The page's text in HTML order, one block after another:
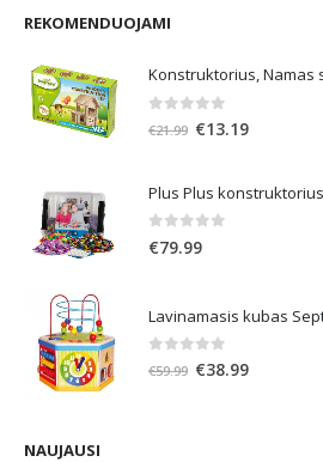
REKOMENDUOJAMI
Konstruktorius, Namas
out of 5
€21.99 Original
€21.99.
€13.19Current
€13.19.
Plus Plus
0out of 5
€79.99
Lavinamasis kubas
out of 5
€59.99 Original
€38.99Current
NAUJAUSI